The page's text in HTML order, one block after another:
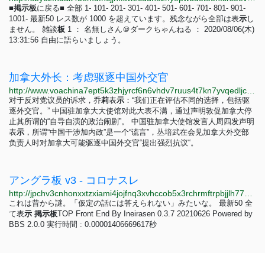
■掲示板に戻る■ 全部 1- 101- 201- 301- 401- 501- 601- 701- 801- 901-
1001- 最新50 レス数が 1000 を超えています。残念ながら全部は表示し
ません。 雑談板 1 ： 名無しさん＠ダークちゃんねる ： 2020/08/06(木)
13:31:56 自由に語らいましょう。
加拿大外长：考虑驱逐中国外交官
对于反对党议员的诉求，乔莉表示 ：“我们正在评估不同的选择，包括驱
逐外交官。” 中国驻加拿大大使馆对此大表不满，通过声明敦促加拿大停
止其所谓的“自导自演的政治闹剧”。 中国驻加拿大使馆发言人周四发声明
表示 ，所谓“中国干涉加内政”是一个“谎言”，丛培武在会见加拿大外交部
负责人时对加拿大可能驱逐中国外交官“提出强烈抗议“。
アングラ板 v3 - コロナスレ
これは昔から謎。「仮定の話には答えられない」みたいな。 最新50 全
て表示 掲示板TOP Front End By Ineirasen 0.3.7 20210626 Powered by
BBS 2.0.0 実行時間 : 0.00001406669617秒